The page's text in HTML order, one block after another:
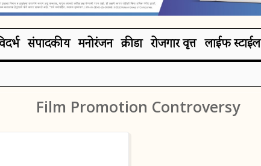
संपादकीय मनोरंजन क्रीडा रोजगार वृत्त लाईफ स्टाईल
Film Promotion Controversy